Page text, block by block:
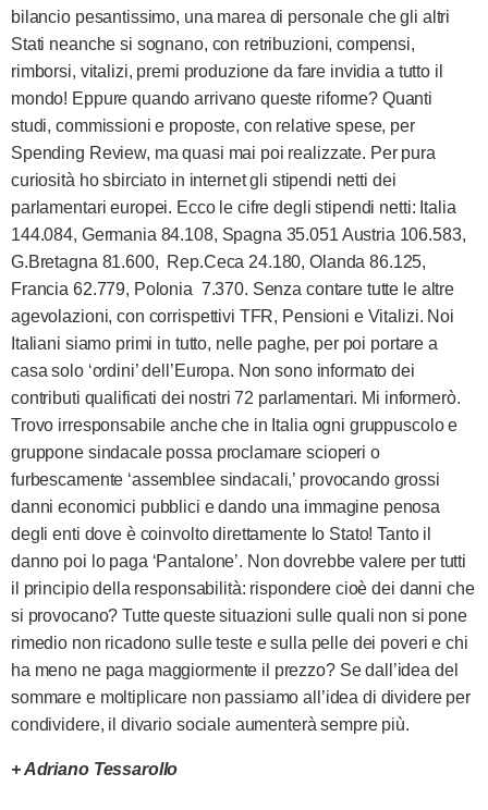
bilancio pesantissimo, una marea di personale che gli altri
Stati neanche si sognano, con retribuzioni, compensi,
rimborsi, vitalizi, premi produzione da fare invidia a tutto il
mondo! Eppure quando arrivano queste riforme? Quanti
studi, commissioni e proposte, con relative spese, per
Spending Review, ma quasi mai poi realizzate. Per pura
curiosità ho sbirciato in internet gli stipendi netti dei
parlamentari europei. Ecco le cifre degli stipendi netti: Italia
144.084, Germania 84.108, Spagna 35.051 Austria 106.583,
G.Bretagna 81.600, Rep.Ceca 24.180, Olanda 86.125,
Francia 62.779, Polonia 7.370. Senza contare tutte le altre
agevolazioni, con corrispettivi TFR, Pensioni e Vitalizi. Noi
Italiani siamo primi in tutto, nelle paghe, per poi portare a
casa solo ‘ordini’ dell’Europa. Non sono informato dei
contributi qualificati dei nostri 72 parlamentari. Mi informerò.
Trovo irresponsabile anche che in Italia ogni gruppuscolo e
gruppone sindacale possa proclamare scioperi o
furbescamente ‘assemblee sindacali,’ provocando grossi
danni economici pubblici e dando una immagine penosa
degli enti dove è coinvolto direttamente lo Stato! Tanto il
danno poi lo paga ‘Pantalone’. Non dovrebbe valere per tutti
il principio della responsabilità: rispondere cioè dei danni che
si provocano? Tutte queste situazioni sulle quali non si pone
rimedio non ricadono sulle teste e sulla pelle dei poveri e chi
ha meno ne paga maggiormente il prezzo? Se dall’idea del
sommare e moltiplicare non passiamo all’idea di dividere per
condividere, il divario sociale aumenterà sempre più.
+ Adriano Tessarollo